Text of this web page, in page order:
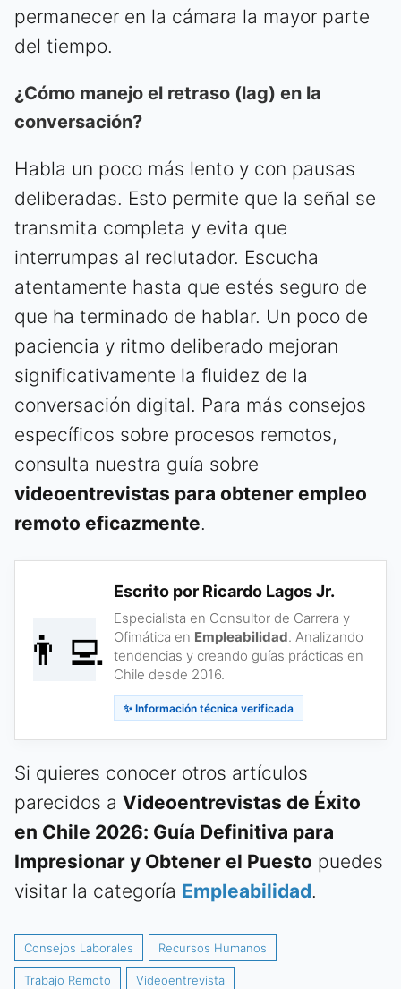
permanecer en la cámara la mayor parte
del tiempo.
¿Cómo manejo el retraso (lag) en la
conversación?
Habla un poco más lento y con pausas
deliberadas. Esto permite que la señal se
transmita completa y evita que
interrumpas al reclutador. Escucha
atentamente hasta que estés seguro de
que ha terminado de hablar. Un poco de
paciencia y ritmo deliberado mejoran
significativamente la fluidez de la
conversación digital. Para más consejos
específicos sobre procesos remotos,
consulta nuestra guía sobre
videoentrevistas para obtener empleo
remoto eficazmente.
👨‍💻
Escrito por Ricardo Lagos Jr.
Especialista en Consultor de Carrera y
Ofimática en Empleabilidad. Analizando
tendencias y creando guías prácticas en
Chile desde 2016.
✨ Información técnica verificada
Si quieres conocer otros artículos
parecidos a Videoentrevistas de Éxito
en Chile 2026: Guía Definitiva para
Impresionar y Obtener el Puesto puedes
visitar la categoría Empleabilidad.
Consejos Laborales Recursos Humanos
Trabajo Remoto Videoentrevista